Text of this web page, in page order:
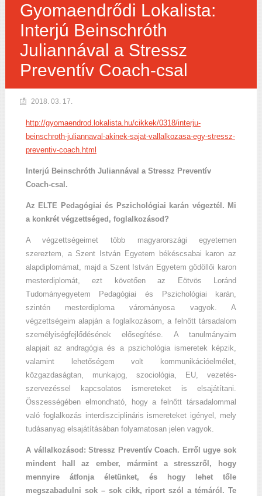
Gyomaendrődi Lokalista:
Interjú Beinschróth
Juliannával a Stressz
Preventív Coach-csal
2018. 03. 17.
http://gyomaendrod.lokalista.hu/cikkek/0318/interju-
beinschroth-juliannaval-akinek-sajat-vallalkozasa-egy-stressz-
preventiv-coach.html
Interjú Beinschróth Juliannával a Stressz Preventív
Coach-csal.
Az ELTE Pedagógiai és Pszichológiai karán végeztél. Mi
a konkrét végzettséged, foglalkozásod?
A végzettségeimet több magyarországi egyetemen
szereztem, a Szent István Egyetem békéscsabai karon az
alapdiplomámat, majd a Szent István Egyetem gödöllői karon
mesterdiplomát, ezt követően az Eötvös Loránd
Tudományegyetem Pedagógiai és Pszichológiai karán,
szintén mesterdiploma várományosa vagyok. A
végzettségeim alapján a foglalkozásom, a felnőtt társadalom
személyiségfejlődésének elősegítése. A tanulmányaim
alapjait az andragógia és a pszichológia ismeretek képzik,
valamint lehetőségem volt kommunikációelmélet,
közgazdaságtan, munkajog, szociológia, EU, vezetés-
szervezéssel kapcsolatos ismereteket is elsajátítani.
Összességében elmondható, hogy a felnőtt társadalommal
való foglalkozás interdiszciplináris ismereteket igényel, mely
tudásanyag elsajátításában folyamatosan jelen vagyok.
A vállalkozásod: Stressz Preventív Coach. Erről ugye sok
mindent hall az ember, mármint a stresszről, hogy
mennyire átfonja életünket, és hogy lehet tőle
megszabadulni sok – sok cikk, riport szól a témáról. Te